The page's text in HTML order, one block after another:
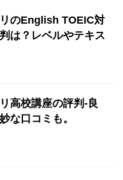
のEnglish TOEIC対
は？レベルやテキス
高校講座の評判-良
な口コミも。